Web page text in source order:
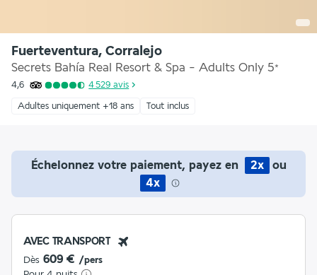
Fuerteventura, Corralejo
Secrets Bahía Real Resort & Spa - Adults Only 5*
4,6 4 529 avis
Adultes uniquement +18 ans Tout inclus
Échelonnez votre paiement, payez en 2x
ou
4x
AVEC TRANSPORT
Dès 609 € /pers